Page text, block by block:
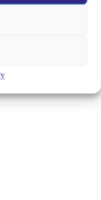
alla sua 3a